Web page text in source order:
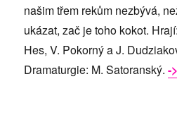
našim třem rekům nezbývá,
ukázat, zač je toho kokot.
Hes, V. Pokorný a J.
Dramaturgie: M. Satoranský.-